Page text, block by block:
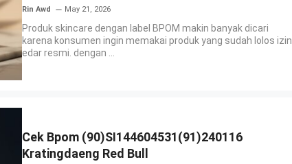
Rin Awd May 21, 2026
Produk skincare dengan label BPOM makin banyak dicari
karena konsumen ingin memakai produk yang sudah lolos izin
edar resmi. dengan ...
Cek Bpom (90)SI144604531(91)240116
Kratingdaeng Red Bull